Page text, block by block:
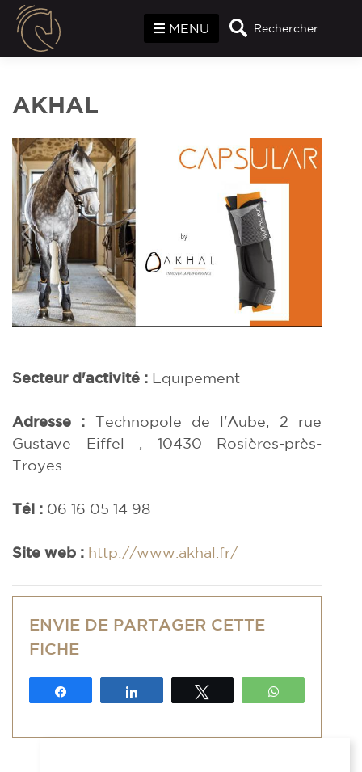
Rechercher...
MENU
AKHAL
Secteur d'activité : Equipement
Adresse : Technopole de l'Aube, 2 rue
Gustave Eiffel , 10430 Rosières-près-
Troyes
Tél : 06 16 05 14 98
Site web : http://www.akhal.fr/
ENVIE DE PARTAGER CETTE
FICHE
Panneau de gestion des cookies